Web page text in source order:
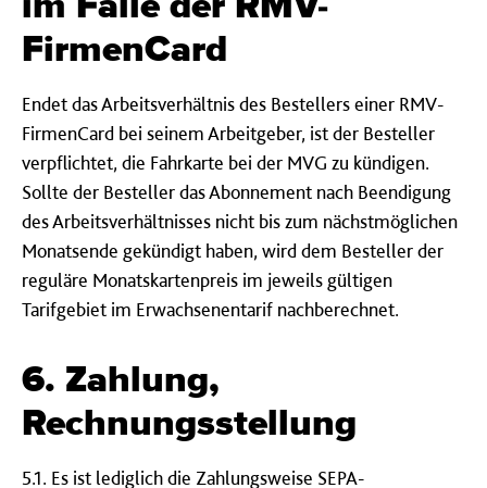
FirmenCard
Endet das Arbeitsverhältnis des Bestellers einer RMV-
FirmenCard bei seinem Arbeitgeber, ist der Besteller
verpflichtet, die Fahrkarte bei der MVG zu kündigen.
Sollte der Besteller das Abonnement nach Beendigung
des Arbeitsverhältnisses nicht bis zum nächstmöglichen
Monatsende gekündigt haben, wird dem Besteller der
reguläre Monatskartenpreis im jeweils gültigen
Tarifgebiet im Erwachsenentarif nachberechnet.
6. Zahlung,
Rechnungsstellung
5.1. Es ist lediglich die Zahlungsweise SEPA-